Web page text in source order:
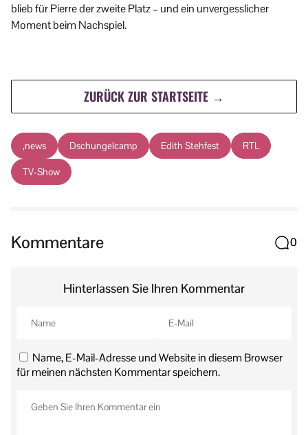
blieb für Pierre der zweite Platz – und ein unvergesslicher
Moment beim Nachspiel.
ZURÜCK ZUR STARTSEITE →
,news Dschungelcamp Edith Stehfest RTL
TV-Show
Kommentare 0
Hinterlassen Sie Ihren Kommentar
Name, E-Mail-Adresse und Website in diesem Browser
für meinen nächsten Kommentar speichern.